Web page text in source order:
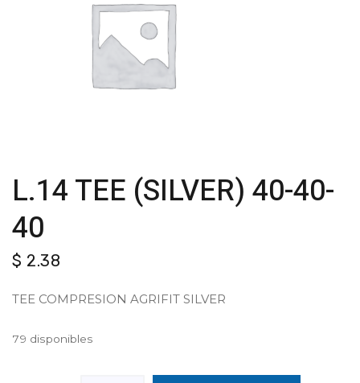
L.14 TEE (SILVER) 40-40-
40
$ 2.38
TEE COMPRESION AGRIFIT SILVER
79 disponibles